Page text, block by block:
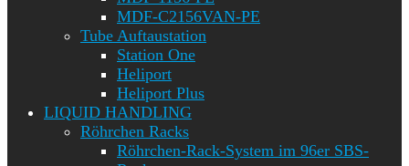
MDF-C2156VAN-PE
Tube Auftaustation
Station One
Heliport
Heliport Plus
LIQUID HANDLING
Röhrchen Racks
Röhrchen-Rack-System im 96er SBS-